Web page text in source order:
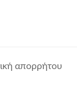
απορρήτου